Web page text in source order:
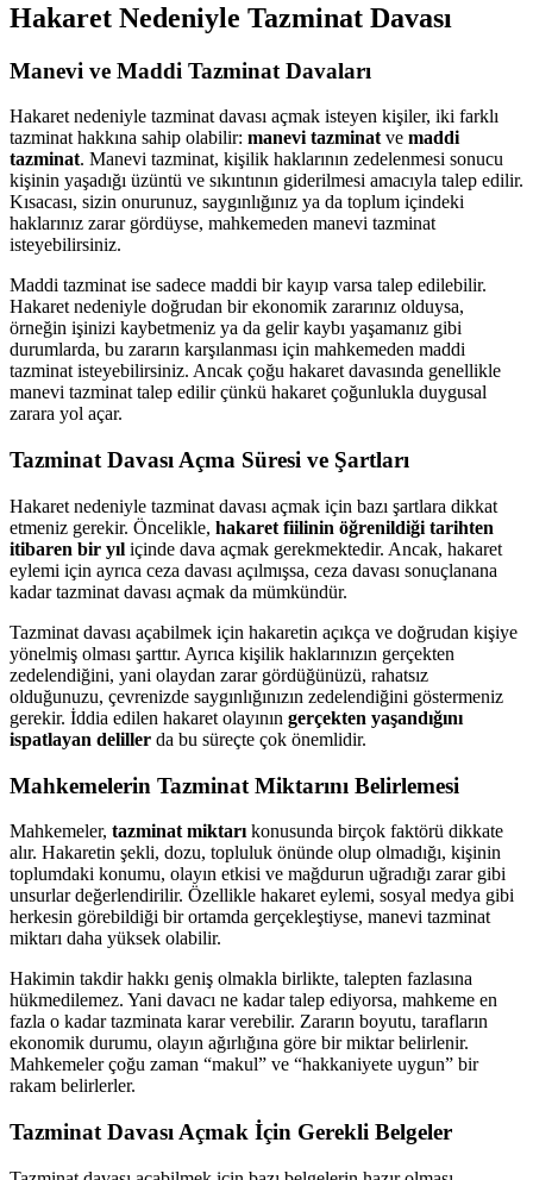
Hakaret Nedeniyle Tazminat Davası
Manevi ve Maddi Tazminat Davaları
Hakaret nedeniyle tazminat davası açmak isteyen kişiler, iki farklı
tazminat hakkına sahip olabilir: manevi tazminat ve maddi
tazminat. Manevi tazminat, kişilik haklarının zedelenmesi sonucu
kişinin yaşadığı üzüntü ve sıkıntının giderilmesi amacıyla talep edilir.
Kısacası, sizin onurunuz, saygınlığınız ya da toplum içindeki
haklarınız zarar gördüyse, mahkemeden manevi tazminat
isteyebilirsiniz.
Maddi tazminat ise sadece maddi bir kayıp varsa talep edilebilir.
Hakaret nedeniyle doğrudan bir ekonomik zararınız olduysa,
örneğin işinizi kaybetmeniz ya da gelir kaybı yaşamanız gibi
durumlarda, bu zararın karşılanması için mahkemeden maddi
tazminat isteyebilirsiniz. Ancak çoğu hakaret davasında genellikle
manevi tazminat talep edilir çünkü hakaret çoğunlukla duygusal
zarara yol açar.
Tazminat Davası Açma Süresi ve Şartları
Hakaret nedeniyle tazminat davası açmak için bazı şartlara dikkat
etmeniz gerekir. Öncelikle, hakaret fiilinin öğrenildiği tarihten
itibaren bir yıl içinde dava açmak gerekmektedir. Ancak, hakaret
eylemi için ayrıca ceza davası açılmışsa, ceza davası sonuçlanana
kadar tazminat davası açmak da mümkündür.
Tazminat davası açabilmek için hakaretin açıkça ve doğrudan kişiye
yönelmiş olması şarttır. Ayrıca kişilik haklarınızın gerçekten
zedelendiğini, yani olaydan zarar gördüğünüzü, rahatsız
olduğunuzu, çevrenizde saygınlığınızın zedelendiğini göstermeniz
gerekir. İddia edilen hakaret olayının gerçekten yaşandığını
ispatlayan deliller da bu süreçte çok önemlidir.
Mahkemelerin Tazminat Miktarını Belirlemesi
Mahkemeler, tazminat miktarı konusunda birçok faktörü dikkate
alır. Hakaretin şekli, dozu, topluluk önünde olup olmadığı, kişinin
toplumdaki konumu, olayın etkisi ve mağdurun uğradığı zarar gibi
unsurlar değerlendirilir. Özellikle hakaret eylemi, sosyal medya gibi
herkesin görebildiği bir ortamda gerçekleştiyse, manevi tazminat
miktarı daha yüksek olabilir.
Hakimin takdir hakkı geniş olmakla birlikte, talepten fazlasına
hükmedilemez. Yani davacı ne kadar talep ediyorsa, mahkeme en
fazla o kadar tazminata karar verebilir. Zararın boyutu, tarafların
ekonomik durumu, olayın ağırlığına göre bir miktar belirlenir.
Mahkemeler çoğu zaman “makul” ve “hakkaniyete uygun” bir
rakam belirlerler.
Tazminat Davası Açmak İçin Gerekli Belgeler